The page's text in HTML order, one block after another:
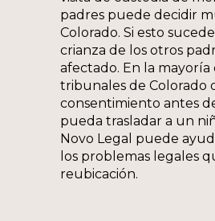
padres puede decidir
Colorado. Si esto
crianza de los otros
afectado. En la mayoría
tribunales de Colorado
consentimiento antes
pueda trasladar a un
Novo Legal puede
los problemas legales
reubicación.